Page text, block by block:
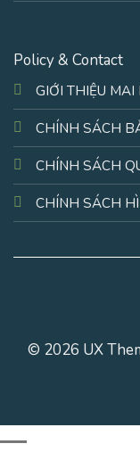
Policy & Contact
GIỚI THIỆU MAI
CHÍNH SÁCH
CHÍNH SÁCH
CHÍNH SÁCH
© 2026 UX